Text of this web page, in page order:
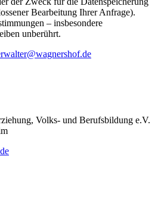
Bearbeitung Ihrer Anfrage).
– insbesondere
unberührt.
Volks- und Berufsbildung e.V.